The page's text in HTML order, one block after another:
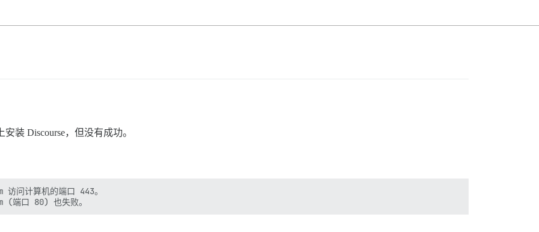
装 Discourse，但没有成功。
问计算机的端口 443。